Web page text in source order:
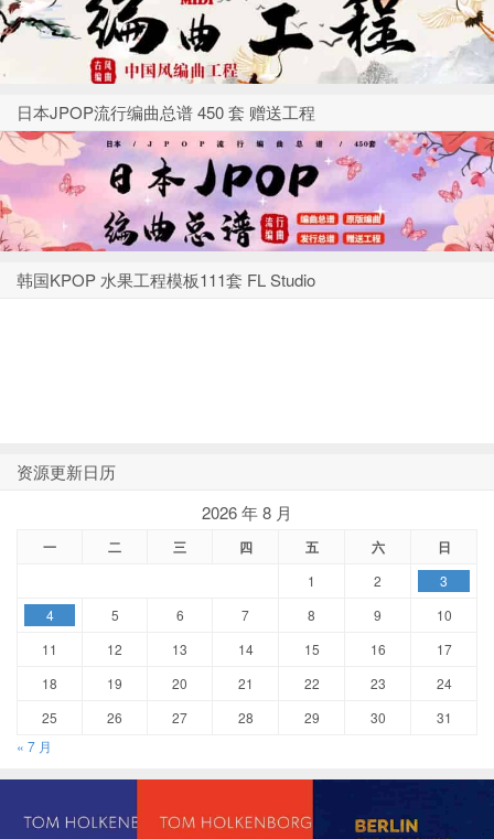
日本JPOP流行编曲总谱 450 套 赠送工程
韩国KPOP 水果工程模板111套 FL Studio
资源更新日历
2026 年 8 月
一 二 三 四 五 六 日
1 2
3
4
5 6 7 8 9
10
11
12 13 14 15 16
17
18
19 20 21 22 23
24
25
26 27 28 29 30
31
« 7 月